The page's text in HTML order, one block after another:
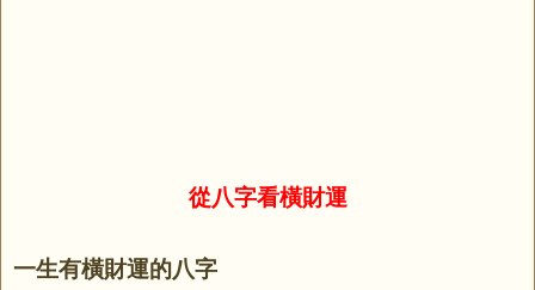
從八字看橫財運
一生有橫財運的八字